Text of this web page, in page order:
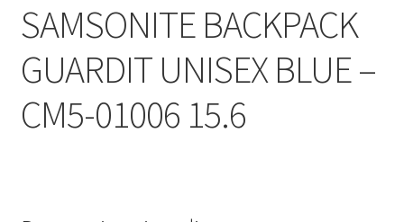
SAMSONITE BACKPACK
GUARDIT UNISEX BLUE –
CM5-01006 15.6